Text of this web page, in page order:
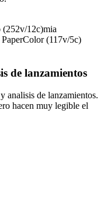
(252v/12c)mia
(117v/5c)
de lanzamientos
analisis de lanzamientos.
hacen muy legible el